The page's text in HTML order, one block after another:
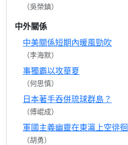
（吳榮鎮）
中外關係
中美關係短期內暖風勁吹
（李海默）
事獨霸以攻華夏
（何思慎）
日本著手吞併琉球群島？
（傅崐成）
軍國主義幽靈在東瀛上空徘徊
（胡勇）